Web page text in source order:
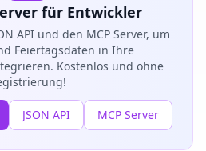
für Entwickler
API und den MCP Server, um
Feiertagsdaten in Ihre
Kostenlos und ohne
JSON API MCP Server